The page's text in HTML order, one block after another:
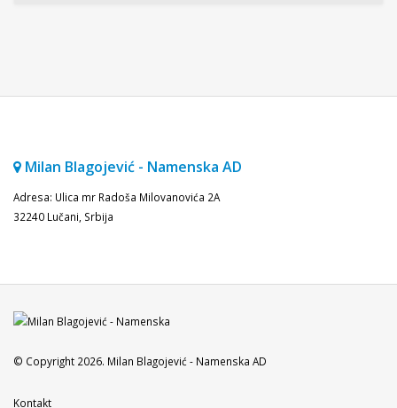
Milan Blagojević - Namenska AD
Adresa: Ulica mr Radoša Milovanovića 2A
32240 Lučani, Srbija
© Copyright 2026. Milan Blagojević - Namenska AD
Kontakt